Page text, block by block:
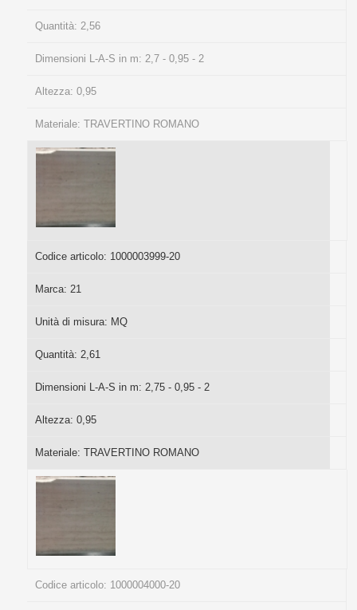
Quantità: 2,56
Dimensioni L-A-S in m: 2,7 - 0,95 - 2
Altezza: 0,95
Materiale: TRAVERTINO ROMANO
Codice articolo: 1000003999-20
Marca: 21
Unità di misura: MQ
Quantità: 2,61
Dimensioni L-A-S in m: 2,75 - 0,95 - 2
Altezza: 0,95
Materiale: TRAVERTINO ROMANO
Codice articolo: 1000004000-20